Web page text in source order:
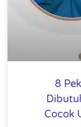
8
Cocok